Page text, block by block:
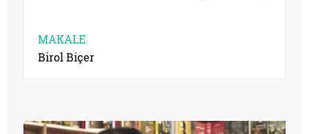
MAKALE
Birol Biçer